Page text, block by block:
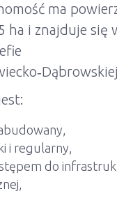
ma
ha i znajduje się
i regularny,
do